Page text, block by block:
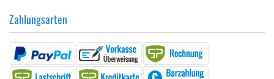
Zahlungsarten